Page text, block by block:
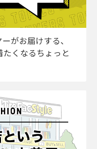
がお届けする、
くなるちょっと